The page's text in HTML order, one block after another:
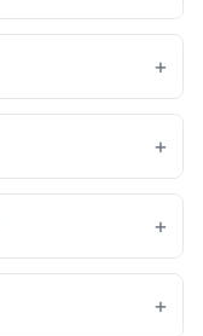
+
+
+
+